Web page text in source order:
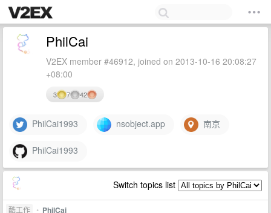
PhilCai
V2EX member #46912, joined on 2013-10-16 20:08:27
+08:00
3 7 42
PhilCai1993 nsobject.app 南京
PhilCai1993
Switch topics list
酷工作 • PhilCai